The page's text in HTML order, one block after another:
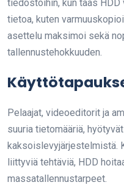
tiedostoihin, kun taas
tietoa, kuten
asettelu maksimoi sekä
tallennustehokkuuden.
Pelaajat, videoeditorit ja
suuria tietomääriä,
kaksoislevyjärjestelmistä.
liittyviä tehtäviä, HDD
massatallennustarpeet.